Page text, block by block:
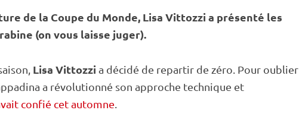
de la Coupe du Monde, Lisa Vittozzi a présenté les
(on vous laisse juger).
Lisa Vittozzia décidé de repartir de zéro. Pour oublier
a révolutionné son approche technique et
confié cet automne